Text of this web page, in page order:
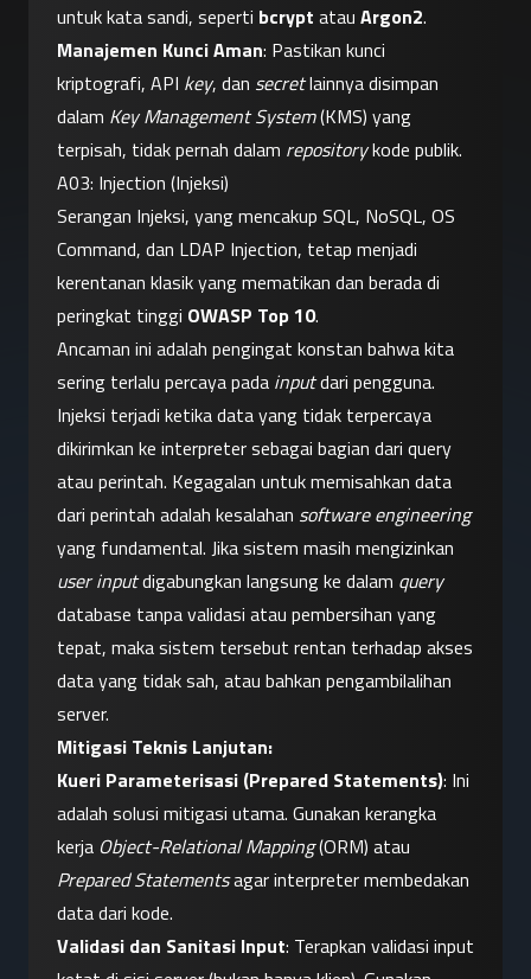
untuk kata sandi, seperti bcrypt atau Argon2.
Manajemen Kunci Aman: Pastikan kunci
kriptografi, API key, dan secret lainnya disimpan
dalam Key Management System (KMS) yang
terpisah, tidak pernah dalam repository kode publik.
A03: Injection (Injeksi)
Serangan Injeksi, yang mencakup SQL, NoSQL, OS
Command, dan LDAP Injection, tetap menjadi
kerentanan klasik yang mematikan dan berada di
peringkat tinggi OWASP Top 10.
Ancaman ini adalah pengingat konstan bahwa kita
sering terlalu percaya pada input dari pengguna.
Injeksi terjadi ketika data yang tidak terpercaya
dikirimkan ke interpreter sebagai bagian dari query
atau perintah. Kegagalan untuk memisahkan data
dari perintah adalah kesalahan software engineering
user input digabungkan langsung ke dalam query
database tanpa validasi atau pembersihan yang
tepat, maka sistem tersebut rentan terhadap akses
data yang tidak sah, atau bahkan pengambilalihan
server.
Mitigasi Teknis Lanjutan:
Kueri Parameterisasi (Prepared Statements): Ini
adalah solusi mitigasi utama. Gunakan kerangka
kerja Object-Relational Mapping
Prepared Statements agar interpreter membedakan
data dari kode.
Validasi dan Sanitasi Input: Terapkan validasi input